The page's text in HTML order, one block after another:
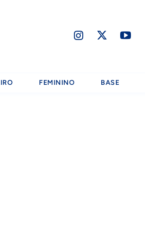
FEMININO BASE